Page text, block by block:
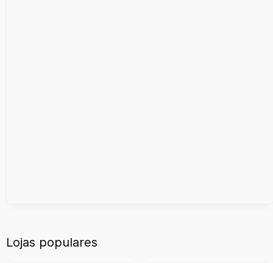
Lojas populares